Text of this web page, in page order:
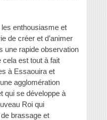
enthousiasme et
de créer et d’animer
une rapide observation
est tout à fait
à Essaouira et
agglomération
qui se développe à
Roi qui
brassage et